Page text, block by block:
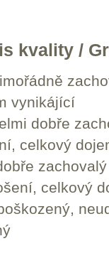
kvality /
vynikájící
dobře
celkový
celkový